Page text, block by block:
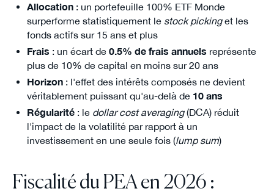
Allocation: un portefeuille 100% ETF Monde
surperforme statistiquement le stock pickinget les
fonds actifs sur 15 ans et plus
Frais : un écart de 0.5% de frais annuels représente
plus de 10% de capital en moins sur 20 ans
Horizon: l'effet des intérêts composés ne devient
véritablement puissant qu'au-delà de 10 ans
Régularité: le dollar cost averaging(DCA) réduit
l'impact de la volatilité par rapport à un
investissement en une seule fois (lump sum)
Fiscalité du PEA en 2026 :